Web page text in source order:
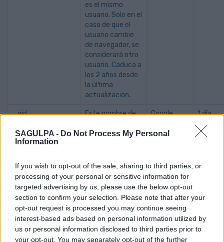
SAGULPA - Do Not Process My Personal
Information
If you wish to opt-out of the sale, sharing to third parties, or
processing of your personal or sensitive information for
targeted advertising by us, please use the below opt-out
section to confirm your selection. Please note that after your
opt-out request is processed you may continue seeing
interest-based ads based on personal information utilized by
us or personal information disclosed to third parties prior to
your opt-out. You may separately opt-out of the further
es el mismo
usuario. Solo en el
caso de que el
usuario cambie
de navegador, se
considerará otro
usuario. Caduca a
los 2 años desde
la última
actualización.
_gid
Este nombre de
asociado con
identificar a los
usuarios y
calcular el
número de
visitantes.
Google
1 día
_gat
Recopila
información
Google
Analytics
1